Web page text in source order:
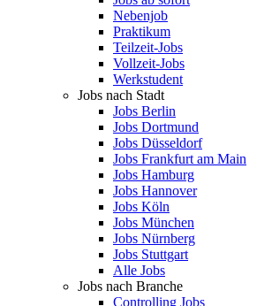
Nebenjob
Praktikum
Teilzeit-Jobs
Vollzeit-Jobs
Werkstudent
Jobs nach Stadt
Jobs Berlin
Jobs Dortmund
Jobs Düsseldorf
Jobs Frankfurt am Main
Jobs Hamburg
Jobs Hannover
Jobs Köln
Jobs München
Jobs Nürnberg
Jobs Stuttgart
Alle Jobs
Jobs nach Branche
Controlling Jobs